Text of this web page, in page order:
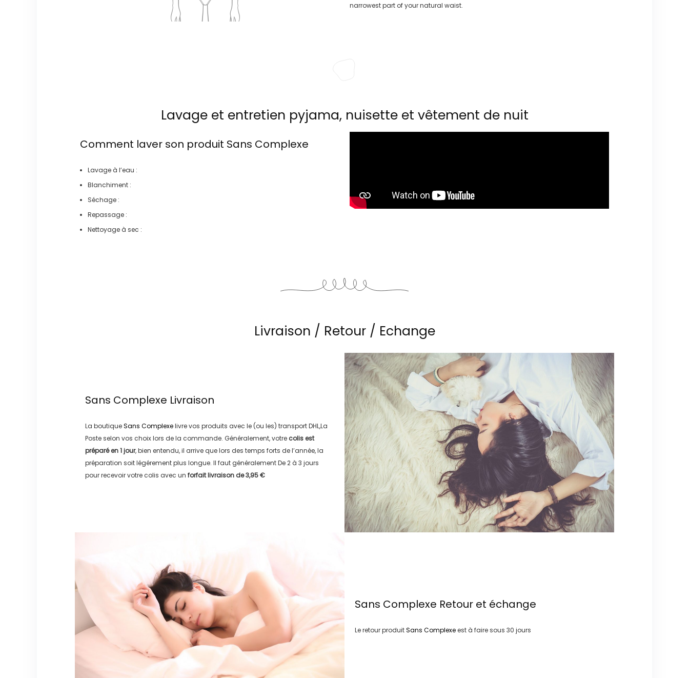
narrowest part of your natural waist.
Lavage et entretien pyjama, nuisette et vêtement de nuit
Comment laver son produit Sans Complexe
Lavage à l’eau :
Blanchiment :
Séchage :
Repassage :
Nettoyage à sec :
Livraison / Retour / Echange
Sans Complexe Livraison
La boutiqueSans Complexelivre vos produits avec le (ou les) transportDHL,La
Posteselon vos choix lors de la commande. Généralement, votre colis est
préparé en1 jour, bien entendu, il arrive que lors des temps forts de l’année, la
préparation soit légérement plus longue. Il faut généralementDe 2 à 3 jours
pour recevoir votre colis avec un forfait livraison de3,95 €
Sans Complexe Retour et échange
Le retour produitSans Complexeest à faire sous 30 jours